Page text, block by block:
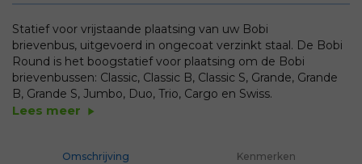
Statief voor vrijstaande plaatsing van uw Bobi
brievenbus, uitgevoerd in ongecoat verzinkt staal. De Bobi
Round is het boogstatief voor plaatsing om de Bobi
brievenbussen: Classic, Classic B, Classic S, Grande, Grande
B, Grande S, Jumbo, Duo, Trio, Cargo en Swiss.
Lees meer play_arrow
Omschrijving Kenmerken